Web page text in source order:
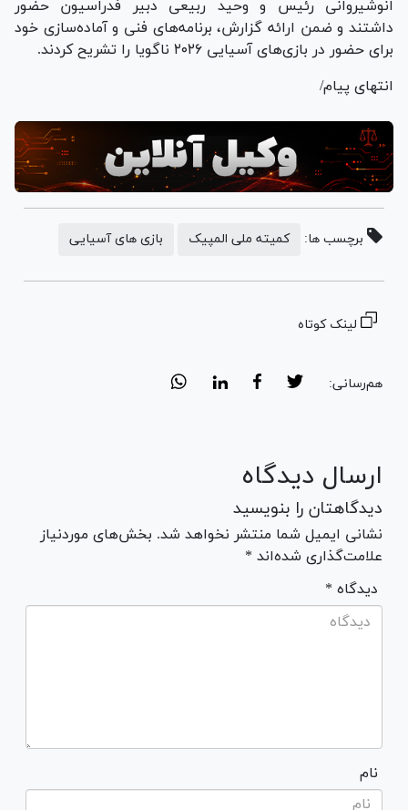
انوشیروانی رئیس و وحید ربیعی دبیر فدراسیون حضور
داشتند و ضمن ارائه گزارش، برنامه‌های فنی و آماده‌سازی خود
برای حضور در بازی‌های آسیایی ۲۰۲۶ ناگویا را تشریح کردند.
انتهای پیام/
برچسب ها: کمیته ملی المپیک بازی های آسیایی
لینک کوتاه
هم‌رسانی:
ارسال دیدگاه
دیدگاهتان را بنویسید
نشانی ایمیل شما منتشر نخواهد شد. بخش‌های موردنیاز
علامت‌گذاری شده‌اند *
* دیدگاه
نام